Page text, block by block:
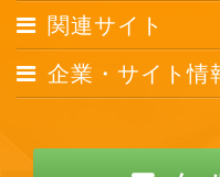
関連サイト
企業・サイト情